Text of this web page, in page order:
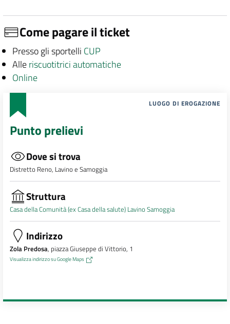
Come pagare il ticket
Presso gli sportelli CUP
Alleriscuotitrici automatiche
Online
LUOGO DI EROGAZIONE
Punto prelievi
Dove si trova
Distretto Reno, Lavino e Samoggia
Struttura
Casa della Comunità (ex Casa della salute) Lavino Samoggia
Indirizzo
Zola Predosa, piazza Giuseppe di Vittorio, 1
Visualizza indirizzo su Google Maps